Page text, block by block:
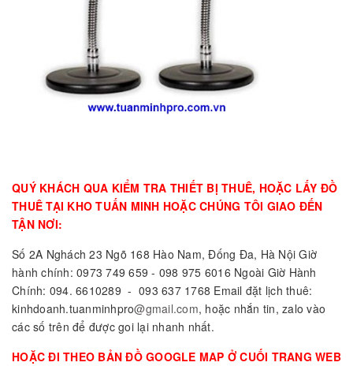
QUÝ KHÁCH QUA KIỂM TRA THIẾT BỊ THUÊ, HOẶC LẤY ĐỒ
THUÊ TẠI KHO TUẤN MINH HOẶC CHÚNG TÔI GIAO ĐẾN
TẬN NƠI:
Số 2A Nghách 23 Ngõ 168 Hào Nam, Đống Đa, Hà Nội Giờ
hành chính: 0973 749 659 - 098 975 6016 Ngoài Giờ Hành
Chính: 094. 6610289 - 093 637 1768 Email đặt lịch thuê:
kinhdoanh.tuanminhpro@gmail.com, hoặc nhắn tin, zalo vào
các số trên để được goi lại nhanh nhất.
HOẶC ĐI THEO BẢN ĐỒ GOOGLE MAP Ở CUỐI TRANG WEB